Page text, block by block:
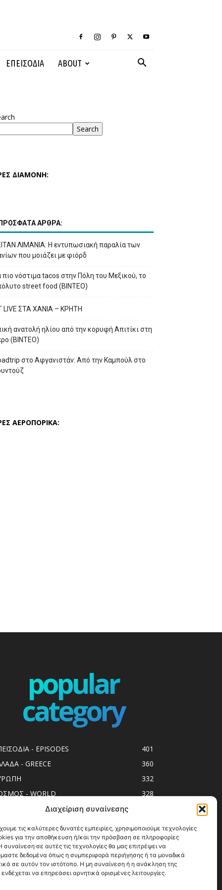
Διαχείριση συναίνεσης
τις καλύτερες δυνατές εμπειρίες, χρησιμοποιούμε τεχνολογίες
για την αποθήκευση ή/και την πρόσβαση σε πληροφορίες
σε αυτές τις τεχνολογίες θα μας επιτρέψει να
δεδομένα όπως η συμπεριφορά περιήγησης ή τα μοναδικά
σε αυτόν τον ιστότοπο. Η μη συναίνεση ή η ανάκληση της
να επηρεάσει αρνητικά ορισμένες λειτουργίες.
ΕΠΕΙΣΟΔΙΑ ABOUT
Search
ΔΙΑΜΟΝΗ:
ΠΡΟΣΦΑΤΑ ΑΡΘΡΑ:
ΛΙΜΑΝΙΑ: Η εντυπωσιακή παραλία των
που μοιάζει με φιόρδ
πιο νόστιμα tacos στην Πόλη του Μεξικού, το
street food (ΒΙΝΤΕΟ)
LIVE ΣΤΑ ΧΑΝΙΑ – ΚΡΗΤΗ
ανατολή ηλίου από την κορυφή Απιτίκι στη
(ΒΙΝΤΕΟ)
στο Αφγανιστάν: Από την Καμπούλ στο
ΑΕΡΟΠΟΡΙΚΑ:
popular
category
- EPISODES
401
- GREECE
360
332
- WORLD
328
spots
294
Release
250
247
ΟΔΗΓΟΙ
215